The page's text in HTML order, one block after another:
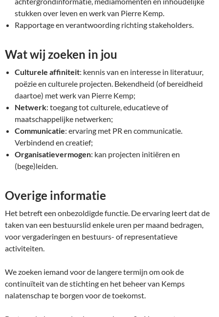
stukken over leven en werk van Pierre Kemp.
Rapportage en verantwoording richting stakeholders.
Wat wij zoeken in jou
Culturele affiniteit: kennis van en interesse in literatuur,
poëzie en culturele projecten. Bekendheid (of bereidheid
daartoe) met werk van Pierre Kemp;
Netwerk: toegang tot culturele, educatieve of
maatschappelijke netwerken;
Communicatie: ervaring met PR en communicatie.
Verbindend en creatief;
Organisatievermogen: kan projecten initiëren en
(bege)leiden.
Overige informatie
Het betreft een onbezoldigde functie. De ervaring leert dat de
taken van een bestuurslid enkele uren per maand bedragen,
voor vergaderingen en bestuurs- of representatieve
activiteiten.
We zoeken iemand voor de langere termijn om ook de
continuïteit van de stichting en het beheer van Kemps
nalatenschap te borgen voor de toekomst.